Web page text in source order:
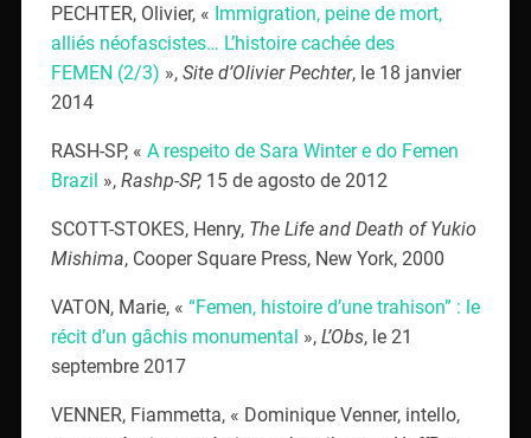
PECHTER, Olivier, « Immigration, peine de mort,
alliés néofascistes… L’histoire cachée des
FEMEN (2/3) », Site d’Olivier Pechter, le 18 janvier
2014
RASH-SP, « A respeito de Sara Winter e do Femen
Brazil », Rashp-SP,15 de agosto de 2012
SCOTT-STOKES, Henry, The Life and Death of Yukio
Mishima, Cooper Square Press, New York, 2000
VATON, Marie, « “Femen, histoire d’une trahison” : le
récit d’un gâchis monumental », L’Obs, le 21
septembre 2017
VENNER, Fiammetta, « Dominique Venner, intello,